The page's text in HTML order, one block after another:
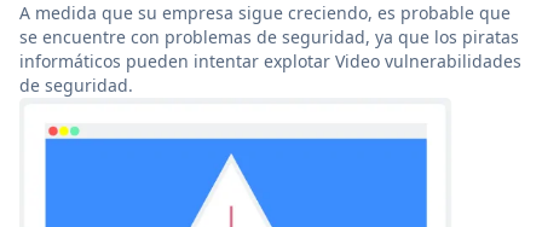
A medida que su empresa sigue creciendo, es probable que
se encuentre con problemas de seguridad, ya que los piratas
informáticos pueden intentar explotar Video vulnerabilidades
de seguridad.